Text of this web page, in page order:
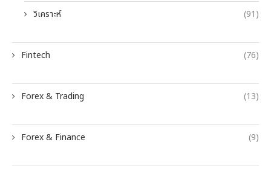
วิเคราะห์ (91)
Fintech (76)
Forex & Trading (13)
Forex & Finance (9)